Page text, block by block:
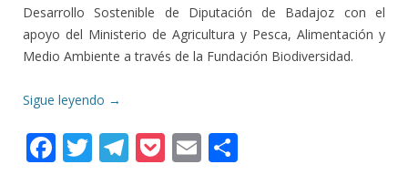
Desarrollo Sostenible de Diputación de Badajoz con el
apoyo del Ministerio de Agricultura y Pesca, Alimentación y
Medio Ambiente a través de la Fundación Biodiversidad.
Sigue leyendo →
F T T P E